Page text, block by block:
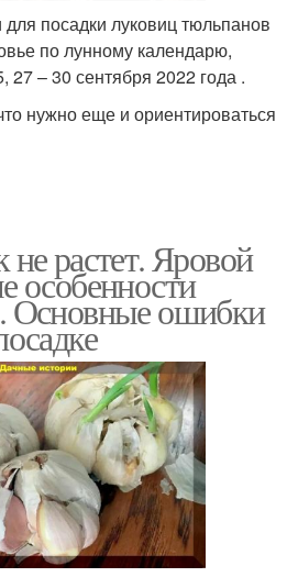
посадки луковиц тюльпанов
по лунному календарю,
27 – 30 сентября 2022 года .
нужно еще и ориентироваться
растет. Яровой
особенности
Основные ошибки